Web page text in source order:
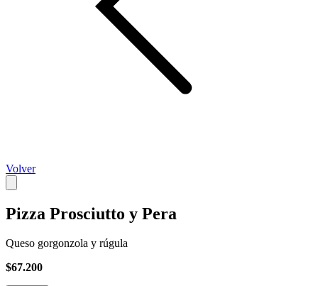
Volver
Pizza Prosciutto y Pera
Queso gorgonzola y rúgula
$67.200